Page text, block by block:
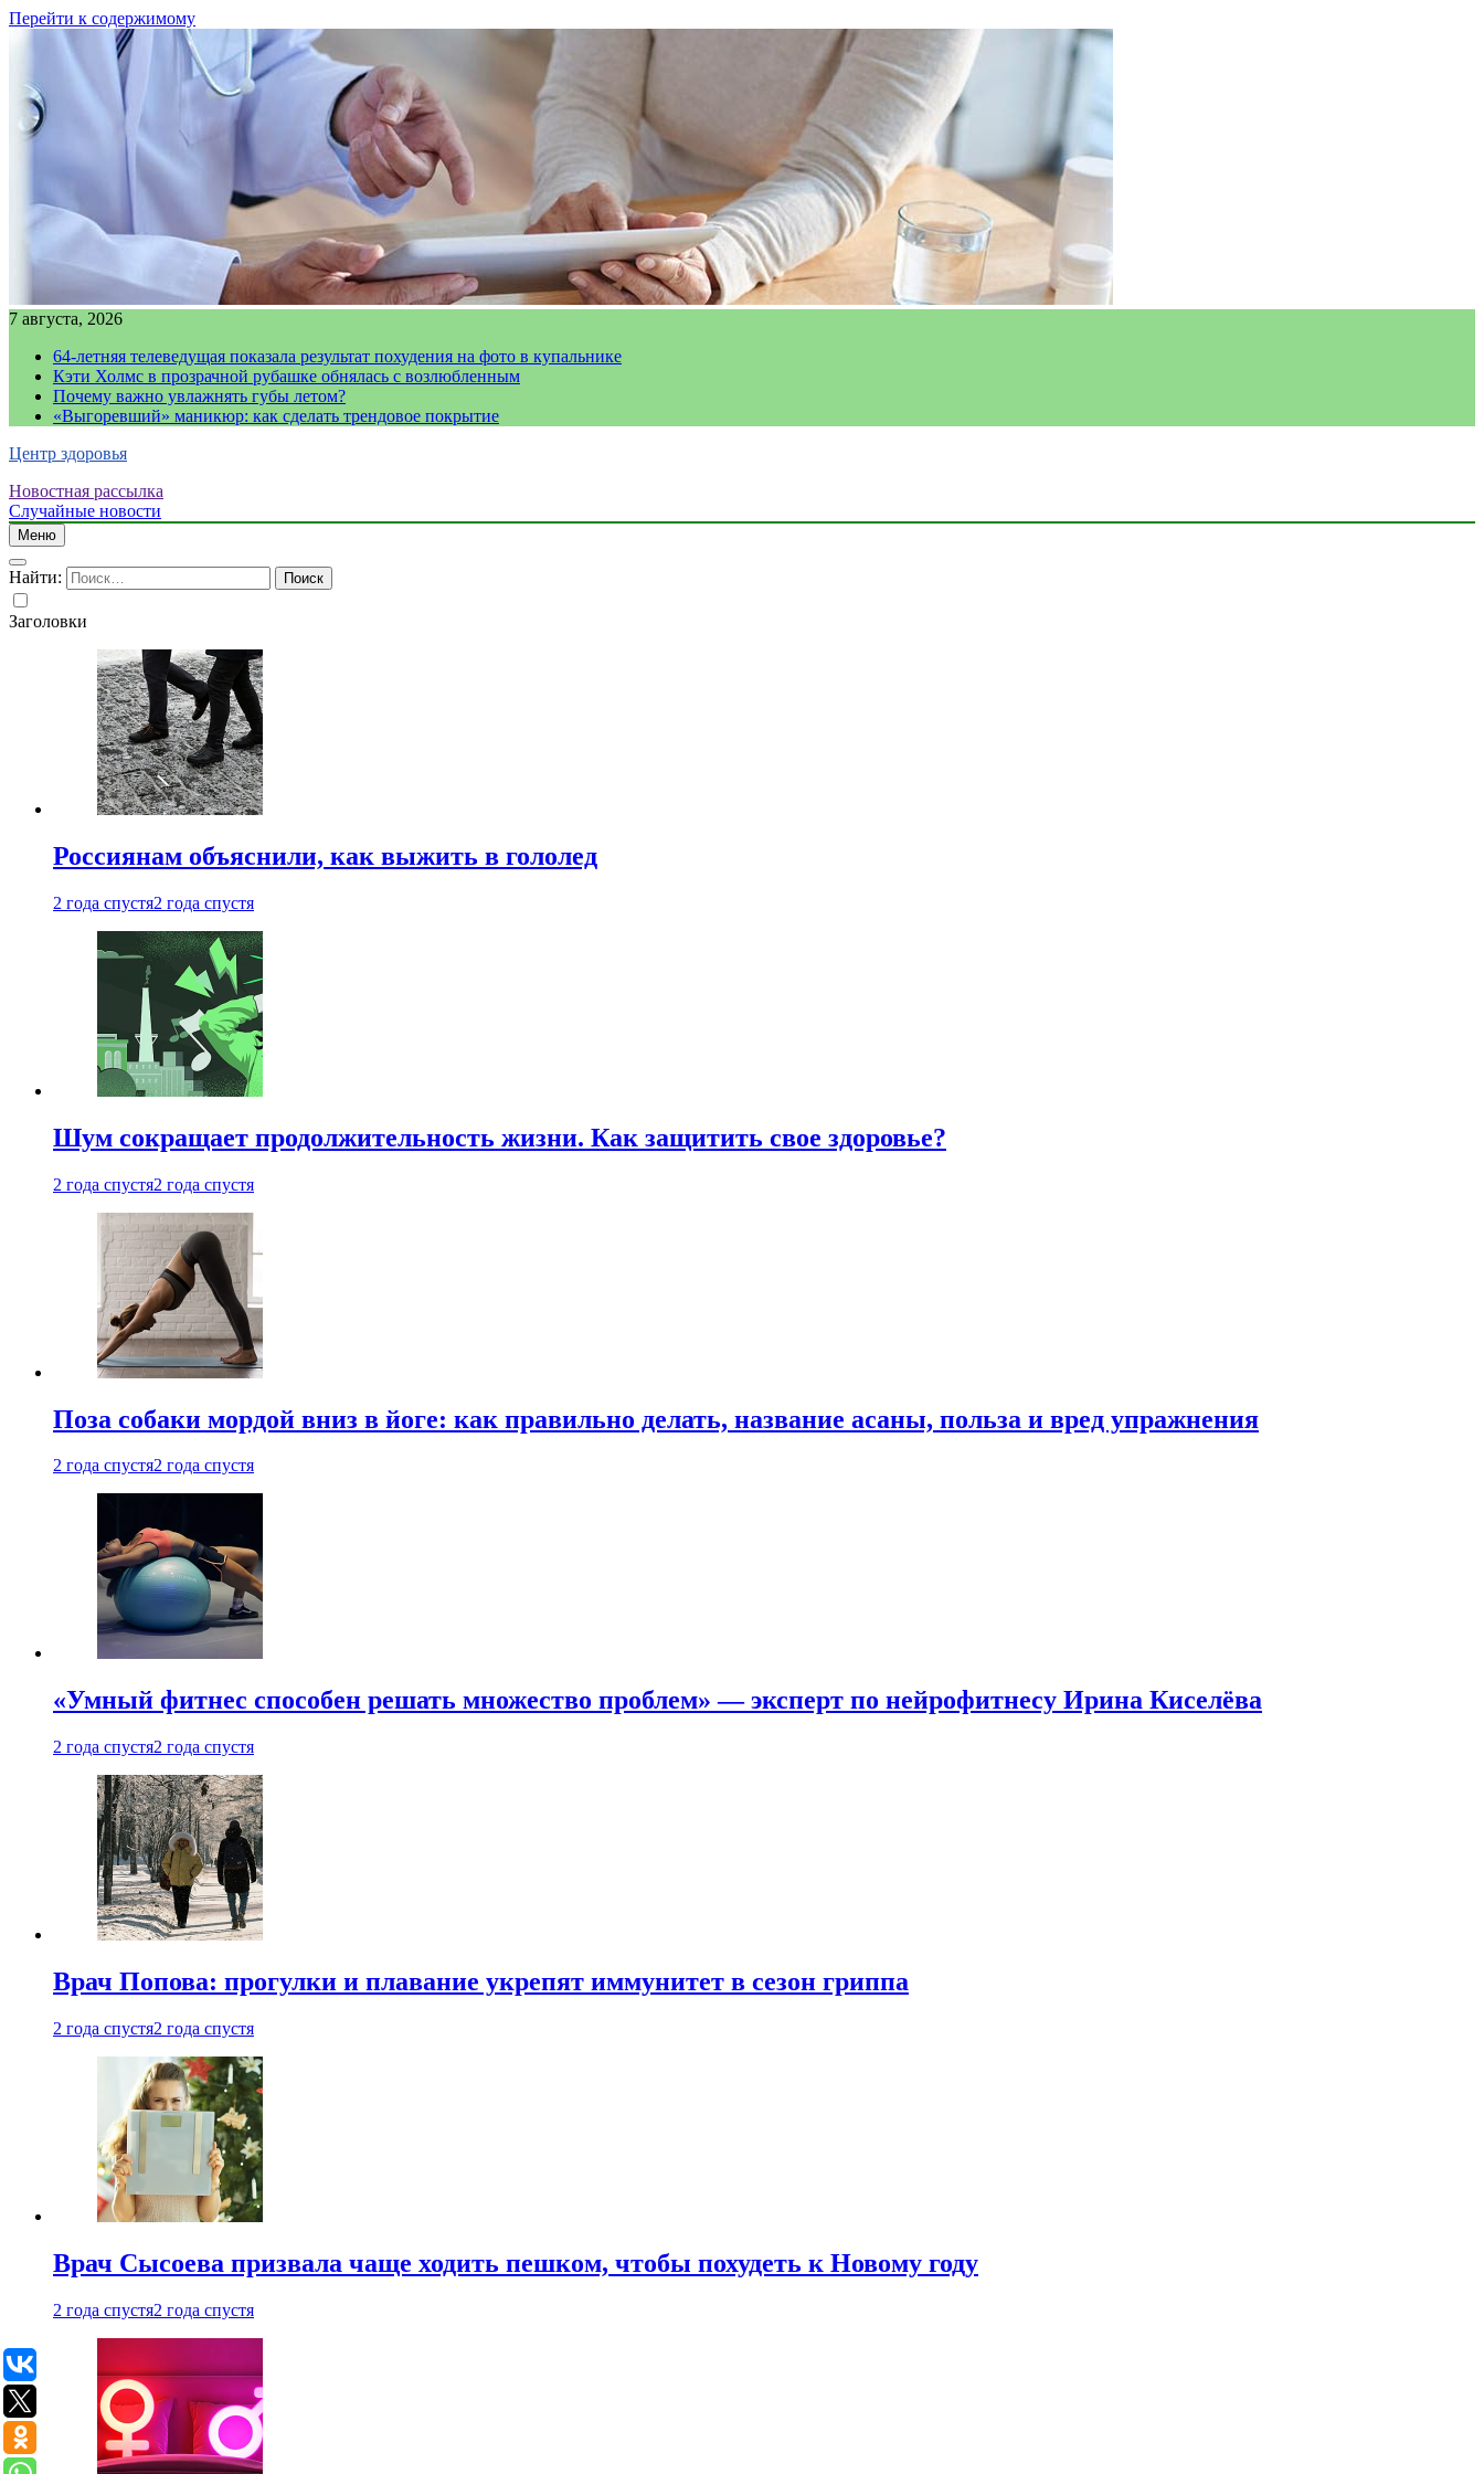
Перейти к содержимому
7 августа, 2026
64-летняя телеведущая показала результат похудения на фото в купальнике
Кэти Холмс в прозрачной рубашке обнялась с возлюбленным
Почему важно увлажнять губы летом?
«Выгоревший» маникюр: как сделать трендовое покрытие
Центр здоровья
Новостная рассылка
Случайные новости
Меню
Найти:
Заголовки
Россиянам объяснили, как выжить в гололед
2 года спустя2 года спустя
Шум сокращает продолжительность жизни. Как защитить свое здоровье?
2 года спустя2 года спустя
Поза собаки мордой вниз в йоге: как правильно делать, название асаны, польза и вред упражнения
2 года спустя2 года спустя
«Умный фитнес способен решать множество проблем» — эксперт по нейрофитнесу Ирина Киселёва
2 года спустя2 года спустя
Врач Попова: прогулки и плавание укрепят иммунитет в сезон гриппа
2 года спустя2 года спустя
Врач Сысоева призвала чаще ходить пешком, чтобы похудеть к Новому году
2 года спустя2 года спустя